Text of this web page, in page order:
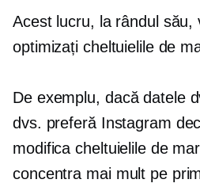
Acest lucru, la rândul său,
optimizați cheltuielile de
De exemplu, dacă datele
dvs. preferă Instagram
modifica cheltuielile de
concentra mai mult pe